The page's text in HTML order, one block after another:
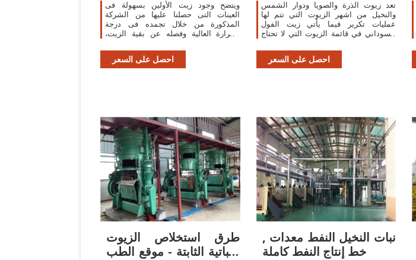
ويتضح وجود زيت الأولين بسهولة فى
العينات التى حصلنا عليها من الشركة
المذكورة من خلال تجمده فى درجة
الحرارة العالية وفصله عن بقية الزيت،
«النخيل».
احصل على السعر
تعد زيوت الذرة والصويا ودوار الشمس
والنخيل من اشهر الزيوت التي تتم لها
عمليات تكرير فيما يأتي زيت الفول
السوداني في قائمة الزيوت التي لا تحتاج
الشركات المستوردة
احصل على السعر
طرق استخلاص الزيوت
النباتية الثابتة - موقع الطب
نبات النخيل النفط معدات ,
خط إنتاج النفط كاملة